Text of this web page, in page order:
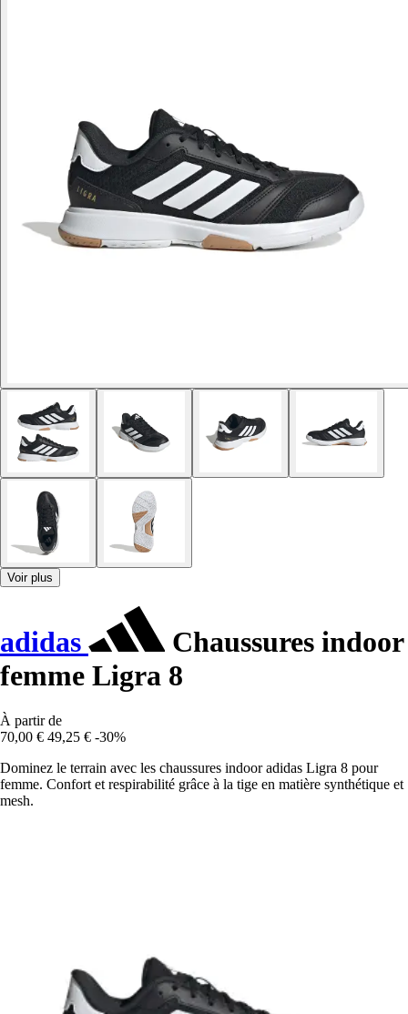
Voir plus
adidas
Chaussures indoor
femme Ligra 8
À partir de
70,00 € 49,25 € -30%
Dominez le terrain avec les chaussures indoor adidas Ligra 8 pour
femme. Confort et respirabilité grâce à la tige en matière synthétique et
mesh.